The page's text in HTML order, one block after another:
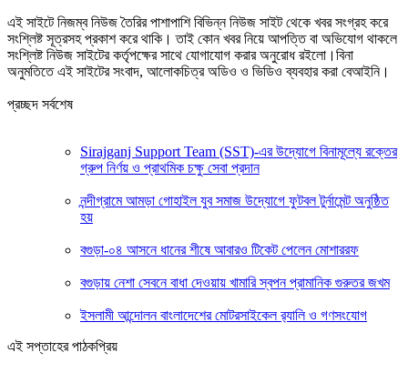
এই সাইটে নিজম্ব নিউজ তৈরির পাশাপাশি বিভিন্ন নিউজ সাইট থেকে খবর সংগ্রহ করে
সংশ্লিষ্ট সূত্রসহ প্রকাশ করে থাকি। তাই কোন খবর নিয়ে আপত্তি বা অভিযোগ থাকলে
সংশ্লিষ্ট নিউজ সাইটের কর্তৃপক্ষের সাথে যোগাযোগ করার অনুরোধ রইলো।বিনা
অনুমতিতে এই সাইটের সংবাদ, আলোকচিত্র অডিও ও ভিডিও ব্যবহার করা বেআইনি।
প্রচ্ছদ সর্বশেষ
Sirajganj Support Team (SST)-এর উদ্যোগে বিনামূল্যে রক্তের
গ্রুপ নির্ণয় ও প্রাথমিক চক্ষু সেবা প্রদান
নন্দীগ্রামে আমড়া গোহাইল যুব সমাজ উদ্যোগে ফুটবল টুর্নামেন্ট অনুষ্ঠিত
হয়
বগুড়া-০৪ আসনে ধানের শীষে আবারও টিকেট পেলেন মোশাররফ
বগুড়ায় নেশা সেবনে বাধা দেওয়ায় খামারি স্বপন প্রামানিক গুরুতর জখম
ইসলামী আন্দোলন বাংলাদেশের মোটরসাইকেল র‍্যালি ও গণসংযোগ
এই সপ্তাহের পাঠকপ্রিয়